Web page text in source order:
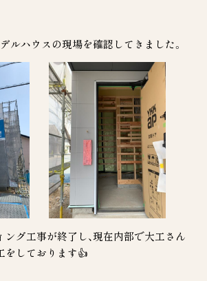
谷垣工業の家
天然木の彩り
断熱性
耐震性
新築
ZEH住宅
長期優良住宅
3D設計
家づくりの流れ
リノベーション
リフォーム
分譲地
施工事例
モデルハウス
お客様の声
会社案内
お知らせ
お問合せ
ルハウスの現場を確認してきました。
グ工事が終了し、現在内部で大工さん
をしております👍